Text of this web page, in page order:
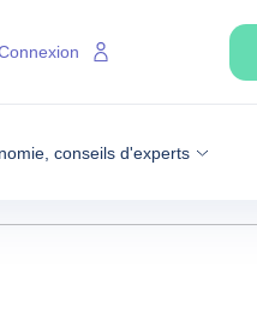
conseils d'experts